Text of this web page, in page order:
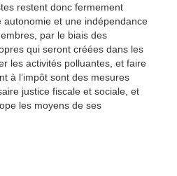
restent donc fermement
autonomie et une indépendance
par le biais des
qui seront créées dans les
les activités polluantes, et faire
à l’impôt sont des mesures
justice fiscale et sociale, et
les moyens de ses